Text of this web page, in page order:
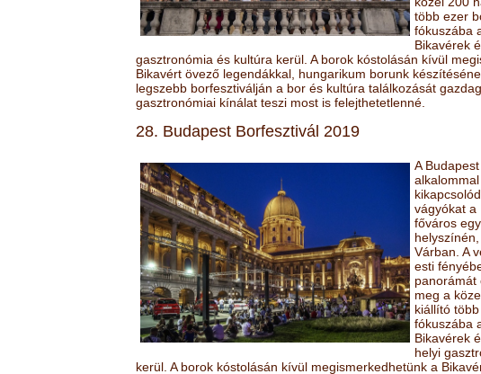
több ezer
fókuszába
Bikavérek
gasztronómia és kultúra kerül. A borok kóstolásán kívül
Bikavért övező legendákkal, hungarikum borunk
legszebb borfesztiválján a bor és kultúra találkozását
gasztronómiai kínálat teszi most is felejthetetlenné.
28. Budapest Borfesztivál 2019
A
vágyókat a
főváros
Várban. A
esti
panorámát
meg a
kiállító
fókuszába
Bikavérek
helyi
kerül. A borok kóstolásán kívül megismerkedhetünk a